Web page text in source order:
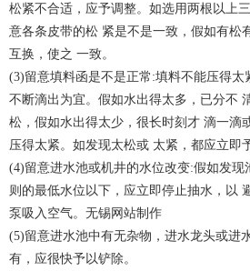
松紧不合适，应予调整。如选用两根以上
意各条皮带的松 紧是不是一致，假如有松
互换，使之 一致。
(3)留意填料函是不是正常:填料不能压得太
不断滴出为宜。假如水出得太多，已分不
松，假如水出得太少，很长时刻才 滴一滴
压得太紧。如发现太松或 太紧，都应立即
(4)留意进水池或机井的水位改变:假如发
则的最低水位以下，应立即停止抽水，以
泵吸入空气。无锡网站制作
(5)留意进水池中有无杂物，进水龙头或进
有，应很快予以铲除。